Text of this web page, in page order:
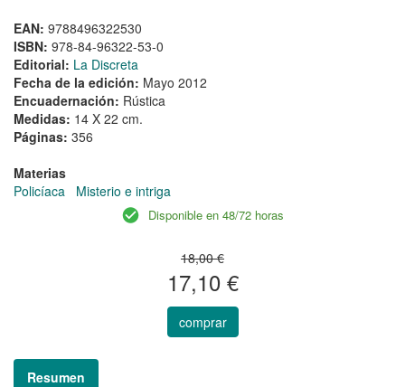
EAN: 9788496322530
ISBN: 978-84-96322-53-0
Editorial: La Discreta
Fecha de la edición: Mayo 2012
Encuadernación: Rústica
Medidas: 14 X 22 cm.
Páginas: 356
Materias
Policíaca
Misterio e intriga
Disponible en 48/72 horas
18,00 €
17,10 €
comprar
Resumen